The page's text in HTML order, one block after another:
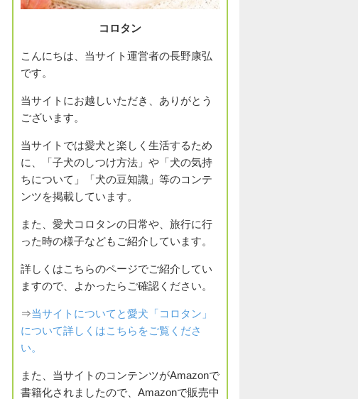
コロタン
こんにちは、当サイト運営者の長野康弘
です。
当サイトにお越しいただき、ありがとう
ございます。
当サイトでは愛犬と楽しく生活するため
に、「子犬のしつけ方法」や「犬の気持
ちについて」「犬の豆知識」等のコンテ
ンツを掲載しています。
また、愛犬コロタンの日常や、旅行に行
った時の様子などもご紹介しています。
詳しくはこちらのページでご紹介してい
ますので、よかったらご確認ください。
⇒当サイトについてと愛犬「コロタン」
について詳しくはこちらをご覧くださ
い。
また、当サイトのコンテンツがAmazonで
書籍化されましたので、Amazonで販売中